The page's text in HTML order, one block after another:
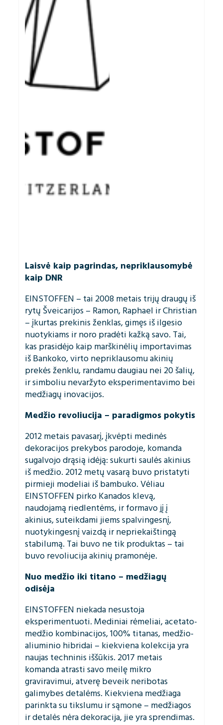
Laisvė kaip pagrindas, nepriklausomybė
kaip DNR
EINSTOFFEN – tai 2008 metais trijų draugų iš
rytų Šveicarijos – Ramon, Raphael ir Christian
– įkurtas prekinis ženklas, gimęs iš ilgesio
nuotykiams ir noro pradėti kažką savo. Tai,
kas prasidėjo kaip marškinėlių importavimas
iš Bankoko, virto nepriklausomu akinių
prekės ženklu, randamu daugiau nei 20 šalių,
ir simboliu nevaržyto eksperimentavimo bei
medžiagų inovacijos.
Medžio revoliucija – paradigmos pokytis
2012 metais pavasarį, įkvėpti medinės
dekoracijos prekybos parodoje, komanda
sugalvojo drąsią idėją: sukurti saulės akinius
iš medžio. 2012 metų vasarą buvo pristatyti
pirmieji modeliai iš bambuko. Vėliau
EINSTOFFEN pirko Kanados klevą,
naudojamą riedlentėms, ir formavo jį į
akinius, suteikdami jiems spalvingesnį,
nuotykingesnį vaizdą ir nepriekaištingą
stabilumą. Tai buvo ne tik produktas – tai
buvo revoliucija akinių pramonėje.
Nuo medžio iki titano – medžiagų
odisėja
EINSTOFFEN niekada nesustoja
eksperimentuoti. Mediniai rėmeliai, acetato-
medžio kombinacijos, 100% titanas, medžio-
aliuminio hibridai – kiekviena kolekcija yra
naujas techninis iššūkis. 2017 metais
komanda atrasti savo meilę mikro
graviravimui, atverę beveik neribotas
galimybes detalėms. Kiekviena medžiaga
parinkta su tikslumu ir sąmone – medžiagos
ir detalės nėra dekoracija, jie yra sprendimas.